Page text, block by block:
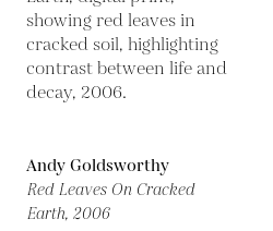
Andy Goldsworthy
Red Leaves On Cracked
Earth, 2006